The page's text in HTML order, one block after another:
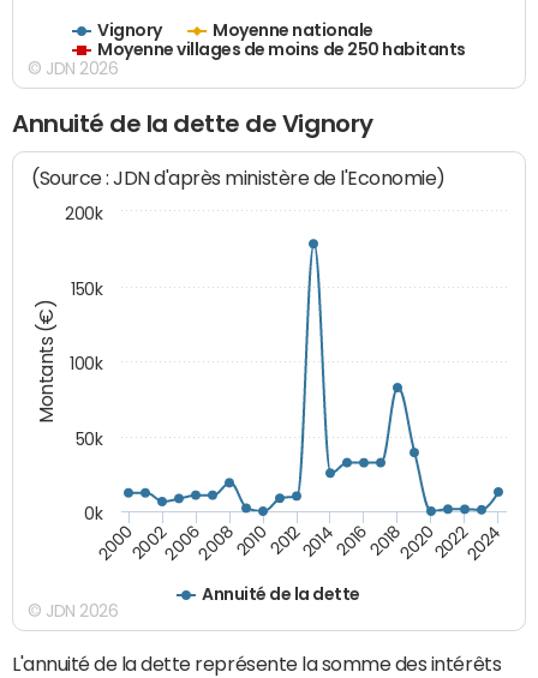
Vignory
Moyenne nationale
Moyenne villages de moins de 250 habitants
© JDN 2026
Annuité de la dette de Vignory
Montants (€)
(Source : JDN d'après ministère de l'Economie)
Annuité de la dette
200020022006200820102012201420162018202020222024
0k
50k
100k
150k
200k
© JDN 2026
L'annuité de la dette représente la somme des intérêts